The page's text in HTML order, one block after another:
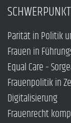
Parität in Politik
Frauen in
Equal Care –
Frauenpolitik in
Digitalisierung
Frauenrecht